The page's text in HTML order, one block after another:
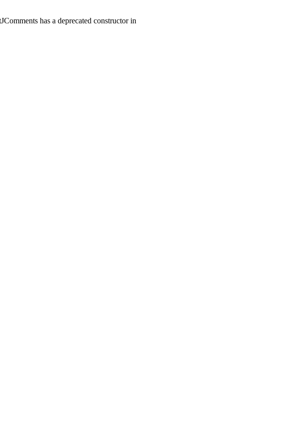
has a deprecated constructor in